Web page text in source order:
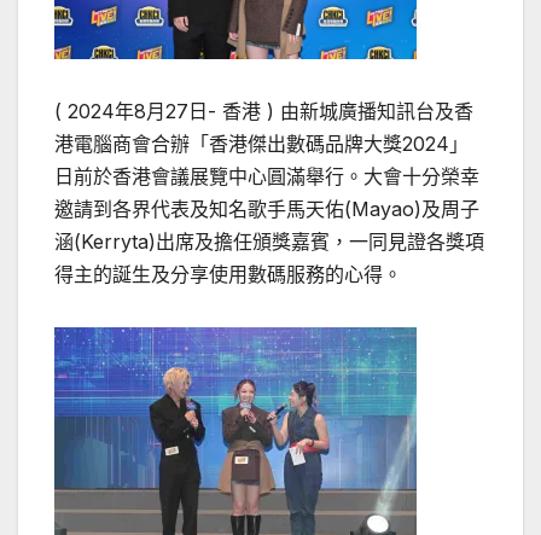
( 2024年8月27日- 香港 ) 由新城廣播知訊台及香
港電腦商會合辦「香港傑出數碼品牌大獎2024」
日前於香港會議展覽中心圓滿舉行。大會十分榮幸
邀請到各界代表及知名歌手馬天佑(Mayao)及周子
涵(Kerryta)出席及擔任頒獎嘉賓，一同見證各獎項
得主的誕生及分享使用數碼服務的心得。